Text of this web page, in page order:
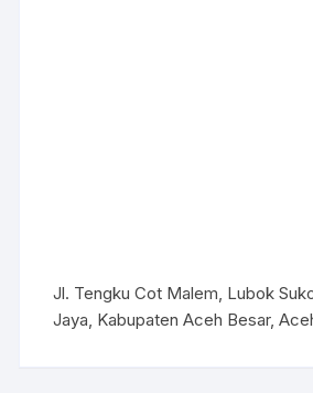
Jl. Tengku Cot Malem, Lubok
Jaya, Kabupaten Aceh Besar,